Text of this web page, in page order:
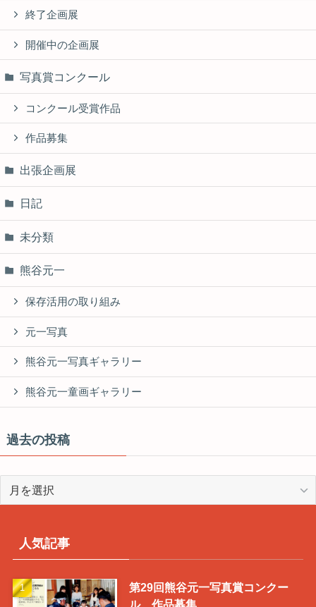
終了企画展
開催中の企画展
写真賞コンクール
コンクール受賞作品
作品募集
出張企画展
日記
未分類
熊谷元一
保存活用の取り組み
元一写真
熊谷元一写真ギャラリー
熊谷元一童画ギャラリー
過去の投稿
人気記事
第29回熊谷元一写真賞コンクー
ル 作品募集